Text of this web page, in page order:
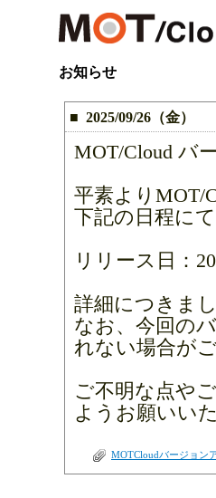
お知らせ
■ 2025/09/26（金）
MOT/Cloud バ
平素よりMOT/
下記の日程に
リリース日：
詳細につきま
なお、今回の
れない場合が
ご不明な点や
ようお願いい
MOTCloudバージョン